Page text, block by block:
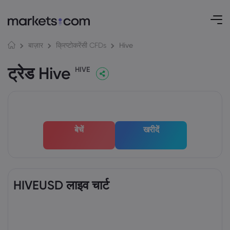
बाज़ार क्रिप्टोकरेंसी CFDs Hive
ट्रेड Hive HIVE
बेचें खरीदें
HIVEUSD लाइव चार्ट